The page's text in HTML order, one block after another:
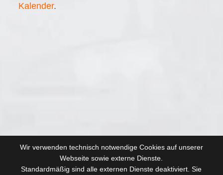
Kalender.
Wir verwenden technisch notwendige Cookies auf unserer
Webseite sowie externe Dienste.
Standardmäßig sind alle externen Dienste deaktiviert. Sie